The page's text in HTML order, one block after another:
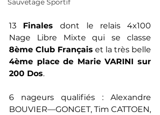
Sauvetage Sportif
13 Finales dont le relais 4x100
8ème Club Français
4ème place de Marie VARINI sur
200 Dos.
6 nageurs qualifiés : Alexandre
BOUVIER—GONGET, Tim CATTOEN,